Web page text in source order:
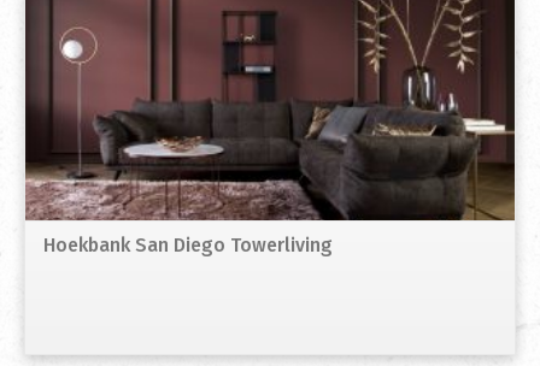
Hoekbank San Diego Towerliving